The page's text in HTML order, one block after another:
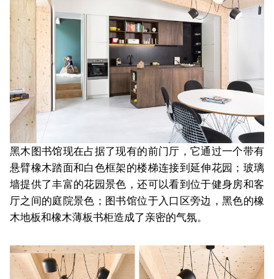
黑木图书馆现在占据了现有的前门厅，它通过一个带有
悬臂橡木踏面和白色框架的楼梯连接到延伸花园；玻璃
墙提供了丰富的花园景色，还可以看到位于健身房和客
厅之间的庭院景色；图书馆位于入口区旁边，黑色的橡
木地板和橡木薄板书柜造成了亲密的气氛。